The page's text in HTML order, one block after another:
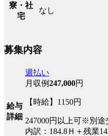
寮・社
宅
なし
募集内容
給与
詳細
週払い
月収例247,000円
【時給】1150円
247000円以上可※別途
内訳：184.8Ｈ＋残業